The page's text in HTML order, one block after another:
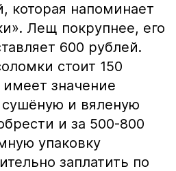
которая напоминает
Лещ покрупнее, его
600 рублей.
стоит 150
значение
и вяленую
и за 500-800
упаковку
заплатить по